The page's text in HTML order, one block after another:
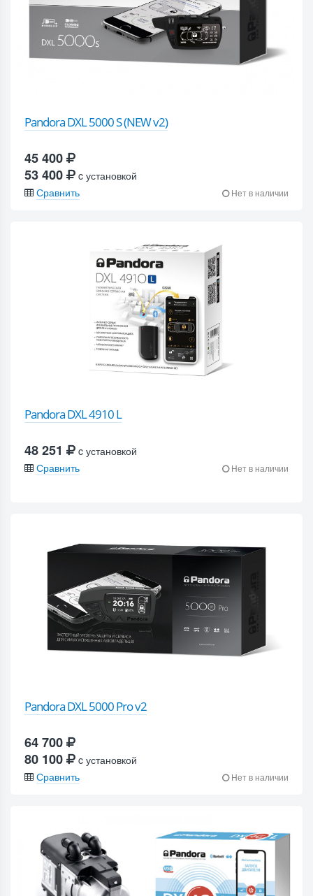
Pandora DXL 5000 S (NEW v2)
45 400
53 400
c установкой
Сравнить
Нет в наличии
Pandora DXL 4910 L
48 251
c установкой
Сравнить
Нет в наличии
Pandora DXL 5000 Pro v2
64 700
80 100
c установкой
Сравнить
Нет в наличии